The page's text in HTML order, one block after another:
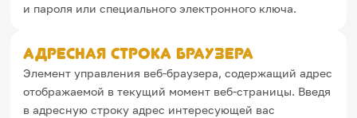
Методика
English
Регистрация Вход
и пароля или специального электронного ключа.
Адресная строка браузера
Элемент управления веб-браузера, содержащий адрес
отображаемой в текущий момент веб-страницы. Введя
в адресную строку адрес интересующей вас